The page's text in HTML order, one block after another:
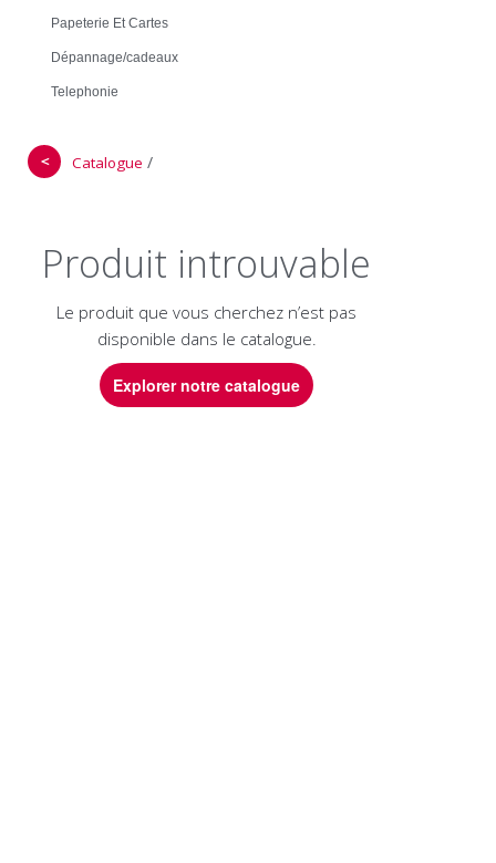
Papeterie Et Cartes
Dépannage/cadeaux
Telephonie
＜ Catalogue /
Produit introuvable
Le produit que vous cherchez n’est pas
disponible dans le catalogue.
Explorer notre catalogue